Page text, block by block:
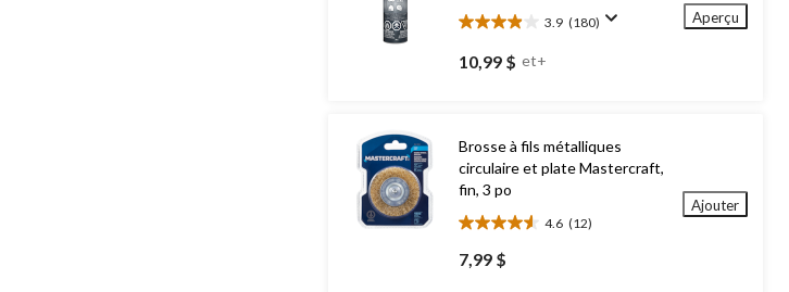
3.9 (180)
3.9
étoile(s)
sur
10,99 $ et+
Aperçu
Brosse à fils métalliques
circulaire et plate Mastercraft,
fin, 3 po
4.6 (12)
4.6
étoile(s)
sur
7,99 $
Ajouter